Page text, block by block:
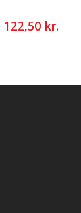
122,50 kr.